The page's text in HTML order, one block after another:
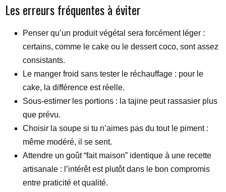
Les erreurs fréquentes à éviter
Penser qu’un produit végétal sera forcément léger :
certains, comme le cake ou le dessert coco, sont assez
consistants.
Le manger froid sans tester le réchauffage : pour le
cake, la différence est réelle.
Sous-estimer les portions : la tajine peut rassasier plus
que prévu.
Choisir la soupe si tu n’aimes pas du tout le piment :
même modéré, il se sent.
Attendre un goût “fait maison” identique à une recette
artisanale : l’intérêt est plutôt dans le bon compromis
entre praticité et qualité.